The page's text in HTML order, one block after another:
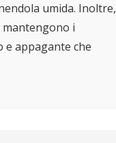
umida. Inoltre,
i
e appagante che